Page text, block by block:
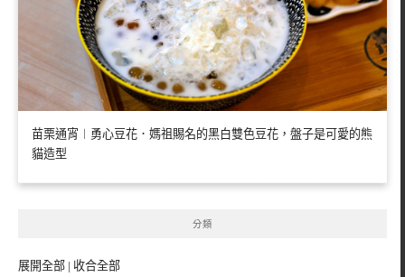
苗栗通宵︱勇心豆花．媽祖賜名的黑白雙色豆花，盤子是可愛的熊
貓造型
分類
展開全部 | 收合全部